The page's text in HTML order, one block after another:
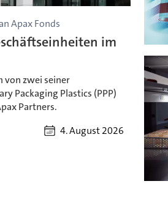
Apax Fonds
im
von zwei seiner
Packaging Plastics (PPP)
Partners.
4. August 2026